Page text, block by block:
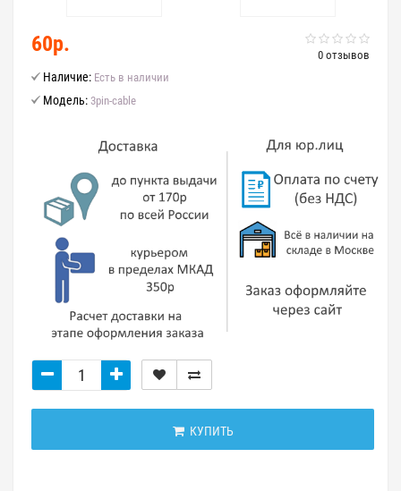
0 отзывов
60р.
Наличие: Есть в наличии
Модель: 3pin-cable
КУПИТЬ